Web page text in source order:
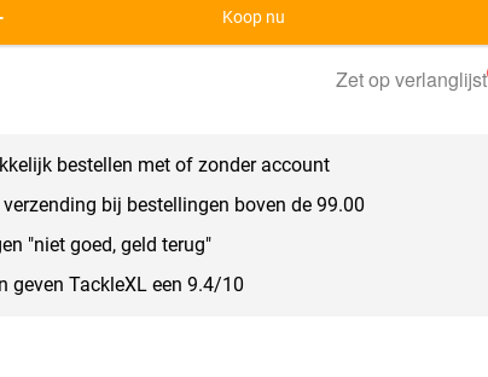
Koop nu
Zet op verlanglijst
bestellen met of zonder account
verzending bij bestellingen boven de 99.00
"niet goed, geld terug"
geven TackleXL een 9.4/10